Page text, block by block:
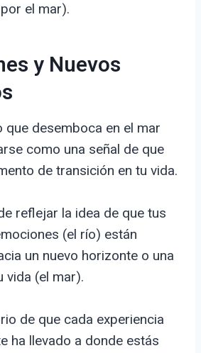
el mar).
y Nuevos
que desemboca en el mar
como una señal de que
de transición en tu vida.
reflejar la idea de que tus
(el río) están
un nuevo horizonte o una
vida (el mar).
de que cada experiencia
ha llevado a donde estás